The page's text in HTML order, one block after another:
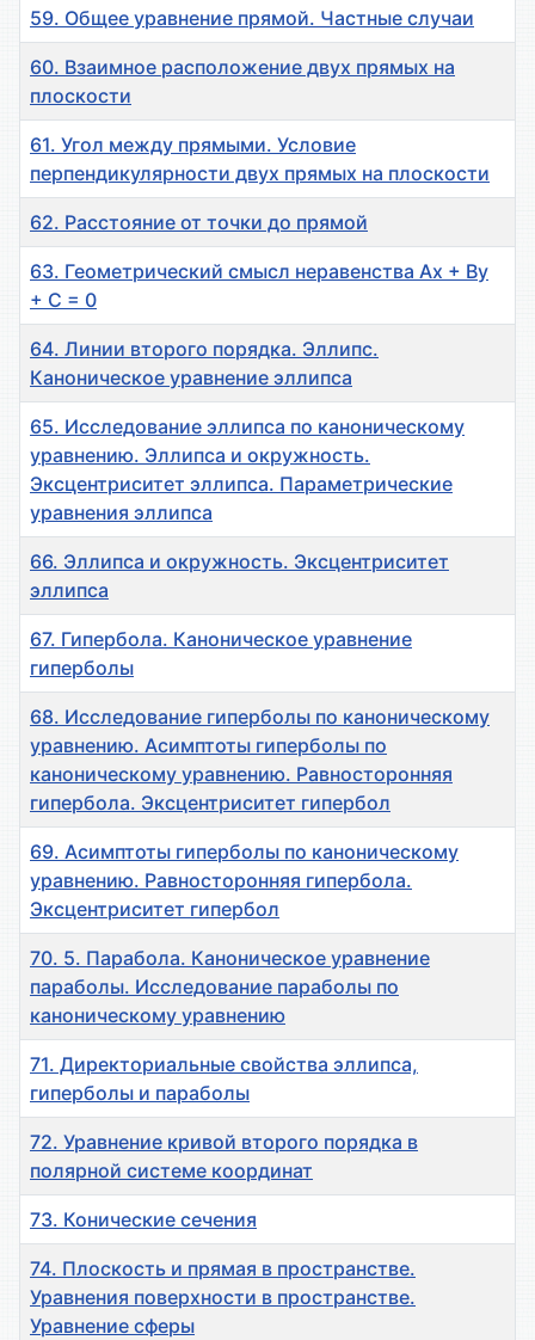
59. Общее уравнение прямой. Частные случаи
60. Взаимное расположение двух прямых на
плоскости
61. Угол между прямыми. Условие
перпендикулярности двух прямых на плоскости
62. Расстояние от точки до прямой
63. Геометрический смысл неравенства Ax + By
+ C = 0
64. Линии второго порядка. Эллипс.
Каноническое уравнение эллипса
65. Исследование эллипса по каноническому
уравнению. Эллипса и окружность.
Эксцентриситет эллипса. Параметрические
уравнения эллипса
66. Эллипса и окружность. Эксцентриситет
эллипса
67. Гипербола. Каноническое уравнение
гиперболы
68. Исследование гиперболы по каноническому
уравнению. Асимптоты гиперболы по
каноническому уравнению. Равносторонняя
гипербола. Эксцентриситет гипербол
69. Асимптоты гиперболы по каноническому
уравнению. Равносторонняя гипербола.
Эксцентриситет гипербол
70. 5. Парабола. Каноническое уравнение
параболы. Исследование параболы по
каноническому уравнению
71. Директориальные свойства эллипса,
гиперболы и параболы
72. Уравнение кривой второго порядка в
полярной системе координат
73. Конические сечения
74. Плоскость и прямая в пространстве.
Уравнения поверхности в пространстве.
Уравнение сферы